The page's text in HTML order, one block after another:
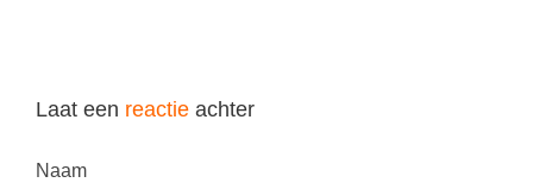
THEMA'S
Geld PO
Laat een reactie achter
Naam